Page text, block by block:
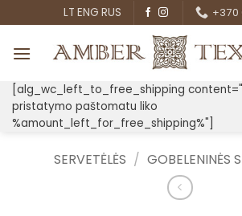
to
content
LT ENG RUS +370
[alg_wc_left_to_free_shipping
pristatymo paštomatu liko
%amount_left_for_free_shipping%"]
SERVETĖLĖS / GOBELENINĖS